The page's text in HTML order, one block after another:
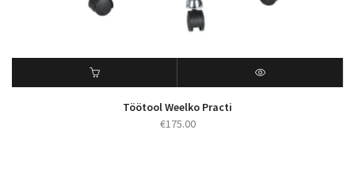
Töötool Weelko Practi
€175.00